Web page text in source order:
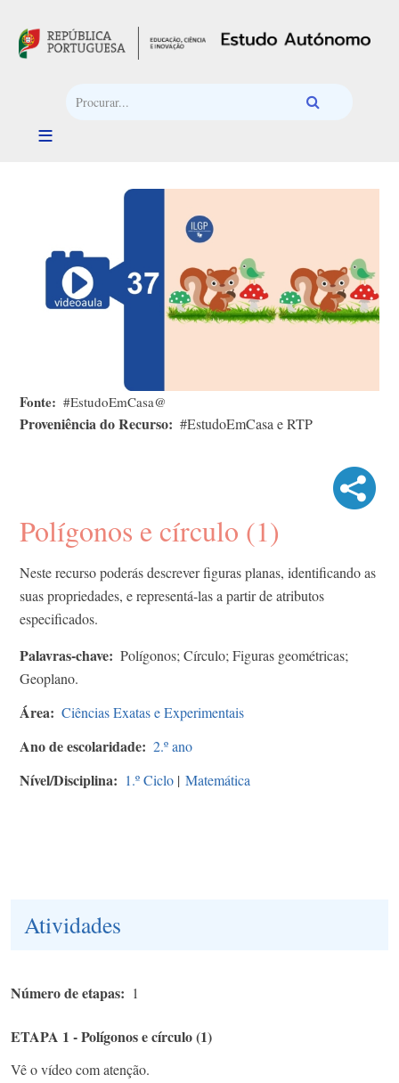
Fonte #EstudoEmCasa@
Proveniência do Recurso #EstudoEmCasa e RTP
Polígonos e círculo (1)
Neste recurso poderás descrever figuras planas, identificando as
suas propriedades, e representá-las a partir de atributos
especificados.
Palavras-chave
Polígonos; Círculo; Figuras geométricas;
Geoplano.
Área Ciências Exatas e Experimentais
Ano de escolaridade 2.º ano
Nível/Disciplina 1.º Ciclo | Matemática
Atividades
Número de etapas 1
ETAPA 1 - Polígonos e círculo (1)
Vê o vídeo com atenção.